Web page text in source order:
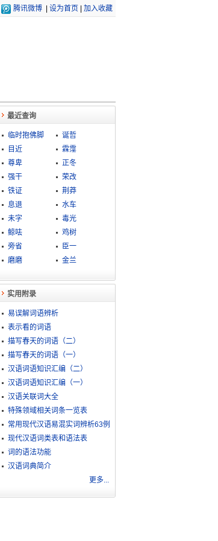
腾讯微博 设为首页 加入收藏
最近查询
临时抱佛脚
诞哲
目近
霖霪
尊卑
正冬
强干
荣改
铁证
荆莽
息退
水车
未字
毒光
鲸呿
鸡树
旁省
臣一
磨磨
金兰
实用附录
易误解词语辨析
表示看的词语
描写春天的词语（二）
描写春天的词语（一）
汉语词语知识汇编（二）
汉语词语知识汇编（一）
汉语关联词大全
特殊领域相关词条一览表
常用现代汉语易混实词辨析63例
现代汉语词类表和语法表
词的语法功能
汉语词典简介
更多...